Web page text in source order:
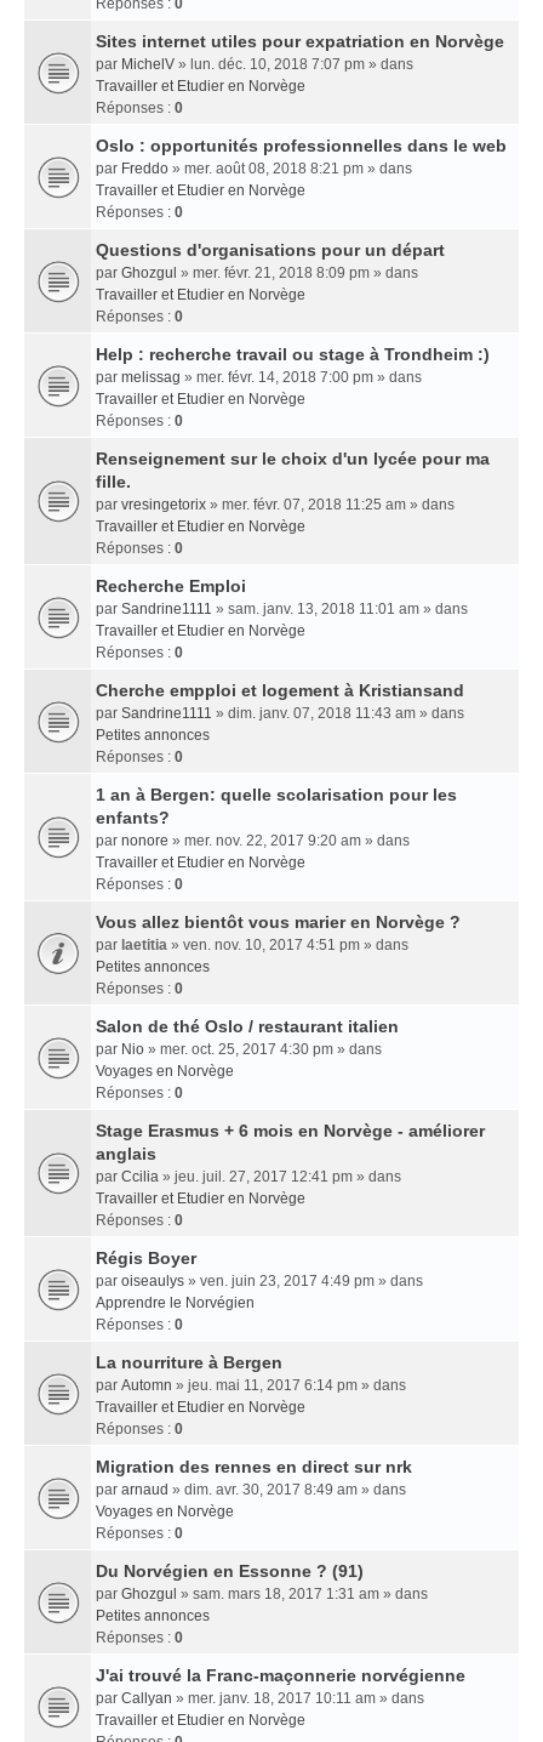
Réponses : 0
Sites internet utiles pour expatriation en Norvège
par MichelV » lun. déc. 10, 2018 7:07 pm » dans
Travailler et Etudier en Norvège
Réponses : 0
Oslo : opportunités professionnelles dans le web
par Freddo » mer. août 08, 2018 8:21 pm » dans
Travailler et Etudier en Norvège
Réponses : 0
Questions d'organisations pour un départ
par Ghozgul » mer. févr. 21, 2018 8:09 pm » dans
Travailler et Etudier en Norvège
Réponses : 0
Help : recherche travail ou stage à Trondheim :)
par melissag » mer. févr. 14, 2018 7:00 pm » dans
Travailler et Etudier en Norvège
Réponses : 0
Renseignement sur le choix d'un lycée pour ma
fille.
par vresingetorix » mer. févr. 07, 2018 11:25 am » dans
Travailler et Etudier en Norvège
Réponses : 0
Recherche Emploi
par Sandrine1111 » sam. janv. 13, 2018 11:01 am » dans
Travailler et Etudier en Norvège
Réponses : 0
Cherche empploi et logement à Kristiansand
par Sandrine1111 » dim. janv. 07, 2018 11:43 am » dans
Petites annonces
Réponses : 0
1 an à Bergen: quelle scolarisation pour les
enfants?
par nonore » mer. nov. 22, 2017 9:20 am » dans
Travailler et Etudier en Norvège
Réponses : 0
Vous allez bientôt vous marier en Norvège ?
par laetitia » ven. nov. 10, 2017 4:51 pm » dans
Petites annonces
Réponses : 0
Salon de thé Oslo / restaurant italien
par Nio » mer. oct. 25, 2017 4:30 pm » dans
Voyages en Norvège
Réponses : 0
Stage Erasmus + 6 mois en Norvège - améliorer
anglais
par Ccilia » jeu. juil. 27, 2017 12:41 pm » dans
Travailler et Etudier en Norvège
Réponses : 0
Régis Boyer
par oiseaulys » ven. juin 23, 2017 4:49 pm » dans
Apprendre le Norvégien
Réponses : 0
La nourriture à Bergen
par Automn » jeu. mai 11, 2017 6:14 pm » dans
Travailler et Etudier en Norvège
Réponses : 0
Migration des rennes en direct sur nrk
par arnaud » dim. avr. 30, 2017 8:49 am » dans
Voyages en Norvège
Réponses : 0
Du Norvégien en Essonne ? (91)
par Ghozgul » sam. mars 18, 2017 1:31 am » dans
Petites annonces
Réponses : 0
J'ai trouvé la Franc-maçonnerie norvégienne
par Callyan » mer. janv. 18, 2017 10:11 am » dans
Travailler et Etudier en Norvège